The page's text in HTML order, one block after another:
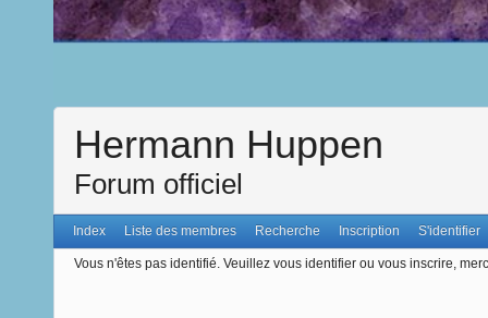
Hermann Huppen
Forum officiel
Index Liste des membres Recherche Inscription S'identifier
Vous n'êtes pas identifié. Veuillez vous identifier ou vous inscrire,